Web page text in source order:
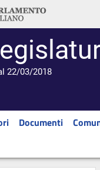
22/03/2018
Documenti